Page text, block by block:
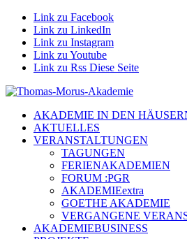
Link zu Facebook
Link zu LinkedIn
Link zu Instagram
Link zu Youtube
Link zu Rss Diese Seite
AKADEMIE IN DEN
AKTUELLES
VERANSTALTUNGEN
TAGUNGEN
FERIENAKADEMIEN
FORUM :PGR
AKADEMIEextra
GOETHE AKADEMIE
VERGANGENE
AKADEMIEBUSINESS